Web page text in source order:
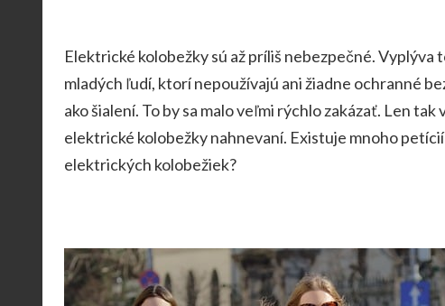
Elektrické kolobežky sú až príliš nebezpečné. Vyplýva
mladých ľudí, ktorí nepoužívajú ani žiadne ochranné
ako šialení. To by sa malo veľmi rýchlo zakázať. Len
elektrické kolobežky nahnevaní. Existuje mnoho
elektrických kolobežiek?